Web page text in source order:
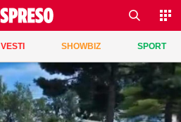
VESTI SHOWBIZ SPORT